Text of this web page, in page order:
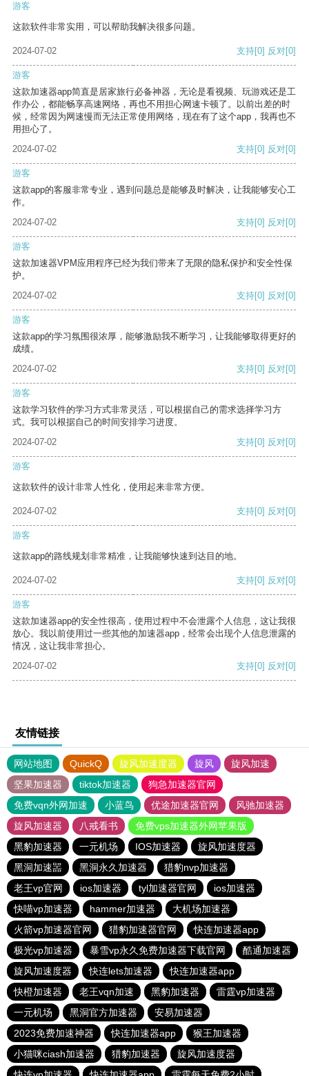
游客
这款软件非常实用，可以帮助我解决很多问题。
2024-07-02 支持[0] 反对[0]
游客
这款加速器app简直是居家旅行必备神器，无论是看视频、玩游戏还是工
作办公，都能畅享高速网络，再也不用担心网速卡顿了。以前出差的时
候，经常因为网速慢而无法正常使用网络，现在有了这个app，我再也不
用担心了。
2024-07-02
支持[0] 反对[0]
游客
这款app的客服非常专业，遇到问题总是能够及时解决，让我能够安心工
作。
2024-07-02
支持[0] 反对[0]
游客
这款加速器VPM应用程序已经为我们带来了无限的隐私保护和安全性保
护。
2024-07-02
支持[0] 反对[0]
游客
这款app的学习氛围很浓厚，能够激励我不断学习，让我能够取得更好的
成绩。
2024-07-02
支持[0] 反对[0]
游客
这款学习软件的学习方式非常灵活，可以根据自己的需求选择学习方
式。我可以根据自己的时间安排学习进度。
2024-07-02
支持[0] 反对[0]
游客
这款软件的设计非常人性化，使用起来非常方便。
2024-07-02 支持[0] 反对[0]
游客
这款app的路线规划非常精准，让我能够快速到达目的地。
2024-07-02 支持[0] 反对[0]
游客
这款加速器app的安全性很高，使用过程中不会泄露个人信息，这让我很
放心。我以前使用过一些其他的加速器app，经常会出现个人信息泄露的
情况，这让我非常担心。
2024-07-02
支持[0] 反对[0]
友情链接
网站地图 QuickQ 旋风加速度器 旋风
旋风加速
坚果加速器
tiktok加速器
狗急加速器官网
免费vqn外网加速
小蓝鸟 优途加速器官网
风驰加速器
旋风加速器
八戒看书
免费vps加速器外网苹果版
黑豹加速器
一元机场 IOS加速器
旋风加速度器
黑洞加速噐
黑洞永久加速器
猎豹nvp加速器
老王vp官网
ios加速器 tyl加速器官网
ios加速器
快喵vp加速器
hammer加速器
大机场加速器
火箭vp加速器官网
猎豹加速器官网
快连加速器app
极光vp加速器
暴雪vp永久免费加速器下载官网
酷通加速器
旋风加速度器
快连lets加速器
快连加速器app
快橙加速器
老王vqn加速 黑豹加速器
雷霆vp加速器
一元机场
黑洞官方加速器
安易加速器
2023免费加速神器
快连加速器app
猴王加速器
小猫咪ciash加速器
猎豹加速器
旋风加速度器